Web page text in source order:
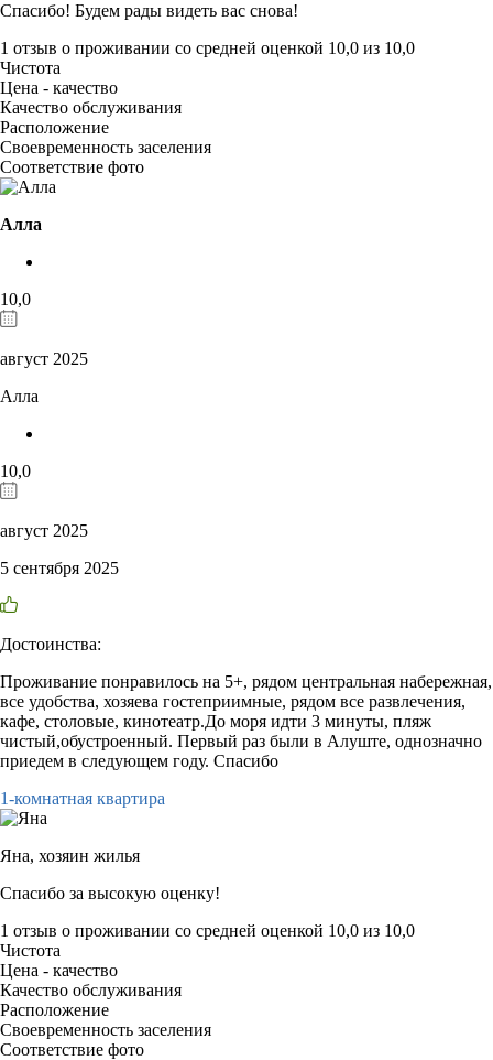
Спасибо! Будем рады видеть вас снова!
1 отзыв о проживании со средней оценкой 10,0 из 10,0
Чистота
Цена - качество
Качество обслуживания
Расположение
Своевременность заселения
Соответствие фото
Алла
10,0
август 2025
Алла
10,0
август 2025
5 сентября 2025
Достоинства:
Проживание понравилось на 5+, рядом центральная набережная,
все удобства, хозяева гостеприимные, рядом все развлечения,
кафе, столовые, кинотеатр.До моря идти 3 минуты, пляж
чистый,обустроенный. Первый раз были в Алуште, однозначно
приедем в следующем году. Спасибо
1-комнатная квартира
Яна, хозяин жилья
Спасибо за высокую оценку!
1 отзыв о проживании со средней оценкой 10,0 из 10,0
Чистота
Цена - качество
Качество обслуживания
Расположение
Своевременность заселения
Соответствие фото